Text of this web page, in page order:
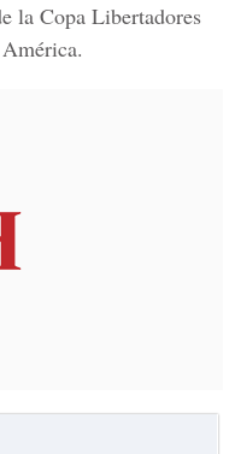
la Copa Libertadores